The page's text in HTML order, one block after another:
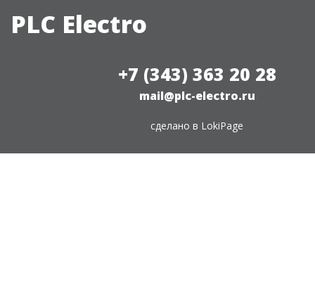
PLC Electro
+7 (343) 363 20 28
mail@plc-electro.ru
сделано в LokiPage